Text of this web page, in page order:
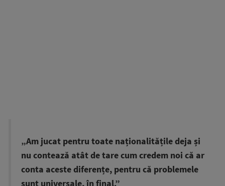
„Am jucat pentru toate naționalitățile deja și
nu contează atât de tare cum credem noi că ar
conta aceste diferențe, pentru că problemele
sunt universale, în final.”